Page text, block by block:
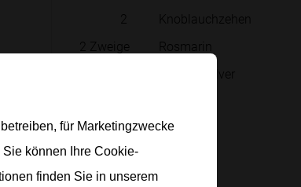
2
Knoblauchzehen
2 Zweige
Rosmarin
Paprikapulver
Pfeffer
1EL
für Marketingzwecke
können Ihre Cookie-
finden Sie in unserem